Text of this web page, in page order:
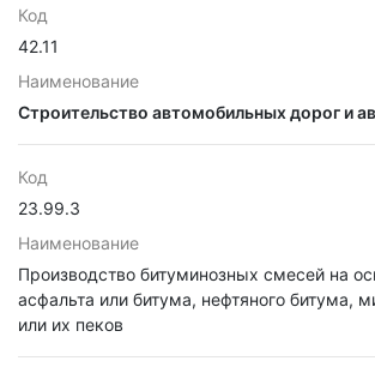
Код
42.11
Наименование
Строительство автомобильных дорог и
Код
23.99.3
Наименование
Производство битуминозных смесей на
асфальта или битума, нефтяного битума,
или их пеков